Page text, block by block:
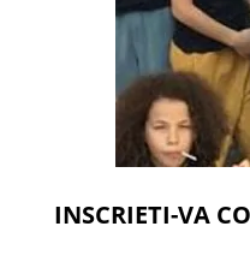
INSCRIETI-VA